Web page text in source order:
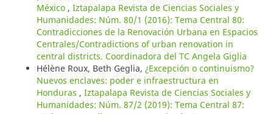
México , Iztapalapa Revista de Ciencias Sociales y
Humanidades: Núm. 80/1 (2016): Tema Central 80:
Contradicciones de la Renovación Urbana en Espacios
Centrales/Contradictions of urban renovation in
central districts. Coordinadora del TC Angela Giglia
Hélène Roux, Beth Geglia, ¿Excepción o continuismo?
Nuevos enclaves: poder e infraestructura en
Honduras , Iztapalapa Revista de Ciencias Sociales y
Humanidades: Núm. 87/2 (2019): Tema Central 87: